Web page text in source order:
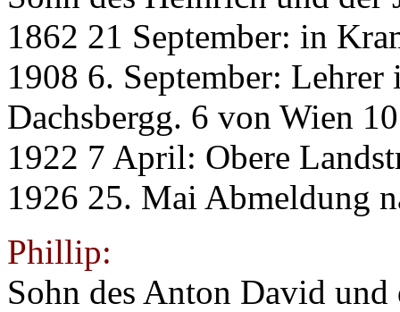
1862 21 September: in
1908 6. September: Lehrer
Dachsbergg. 6 von Wien
1922 7 April: Obere
1926 25. Mai Abmeldung
Phillip:
Sohn des Anton David